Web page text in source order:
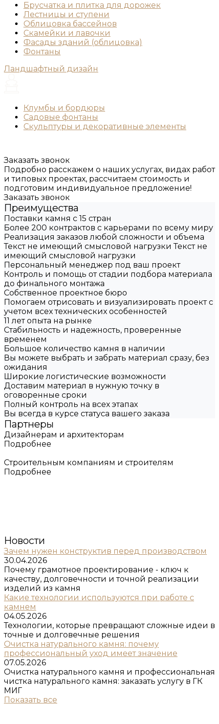
Брусчатка и плитка для дорожек
Лестницы и ступени
Облицовка бассейнов
Скамейки и лавочки
Фасады зданий (облицовка)
Фонтаны
Ландшафтный дизайн
Клумбы и бордюры
Садовые фонтаны
Скульптуры и декоративные элементы
Заказать звонок
Подробно расскажем о наших услугах, видах работ
и типовых проектах, рассчитаем стоимость и
подготовим индивидуальное предложение!
Заказать звонок
Преимущества
Поставки камня с 15 стран
Более 200 контрактов с карьерами по всему миру
Реализация заказов любой сложности и объема
Текст не имеющий смысловой нагрузки Текст не
имеющий смысловой нагрузки
Персональный менеджер под ваш проект
Контроль и помощь от стадии подбора материала
до финального монтажа
Собственное проектное бюро
Помогаем отрисовать и визуализировать проект с
учетом всех технических особенностей
11 лет опыта на рынке
Стабильность и надежность, проверенные
временем
Большое количество камня в наличии
Вы можете выбрать и забрать материал сразу, без
ожидания
Широкие логистические возможности
Доставим материал в нужную точку в
оговоренные сроки
Полный контроль на всех этапах
Вы всегда в курсе статуса вашего заказа
Партнеры
Дизайнерам и архитекторам
Подробнее
Строительным компаниям и строителям
Подробнее
Новости
Зачем нужен конструктив перед производством
30.04.2026
Почему грамотное проектирование - ключ к
качеству, долговечности и точной реализации
изделий из камня
Какие технологии используются при работе с
камнем
04.05.2026
Технологии, которые превращают сложные идеи в
точные и долговечные решения
Очистка натурального камня: почему
профессиональный уход имеет значение
07.05.2026
Очистка натурального камня и профессиональная
чистка натурального камня: заказать услугу в ГК
МИГ
Показать все